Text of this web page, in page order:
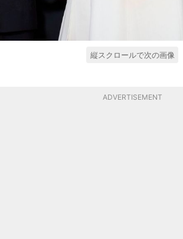
縦スクロールで次の画像
ADVERTISEMENT